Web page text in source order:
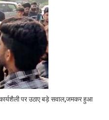
पर उठाए बड़े सवाल,जमकर हुआ